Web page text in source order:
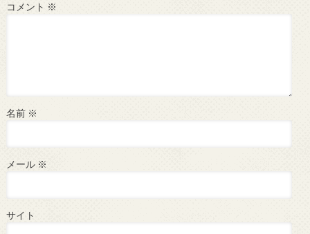
コメント ※
名前 ※
メール ※
サイト